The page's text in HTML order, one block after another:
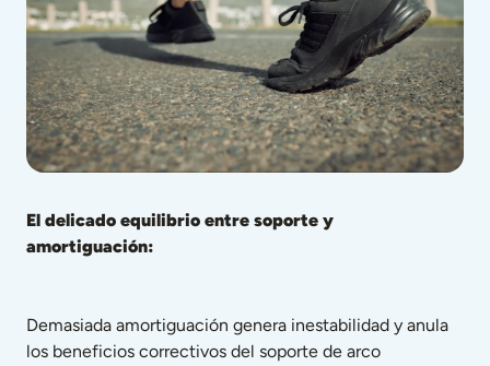
El delicado equilibrio entre soporte y
amortiguación:
Demasiada amortiguación genera inestabilidad y anula
los beneficios correctivos del soporte de arco